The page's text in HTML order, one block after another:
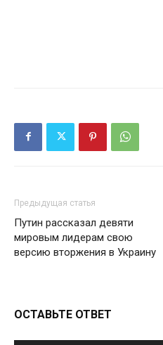
Предыдущая статья
Путин рассказал девяти
мировым лидерам свою
версию вторжения в Украину
ОСТАВЬТЕ ОТВЕТ